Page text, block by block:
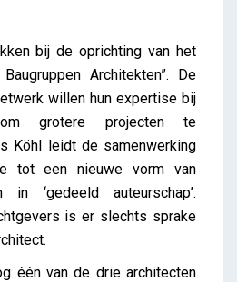
bij de oprichting van het
Architekten”. De
willen hun expertise bij
grotere projecten te
Köhl leidt de samenwerking
tot een nieuwe vorm van
in ‘gedeeld auteurschap’.
is er slechts sprake
één van de drie architecten